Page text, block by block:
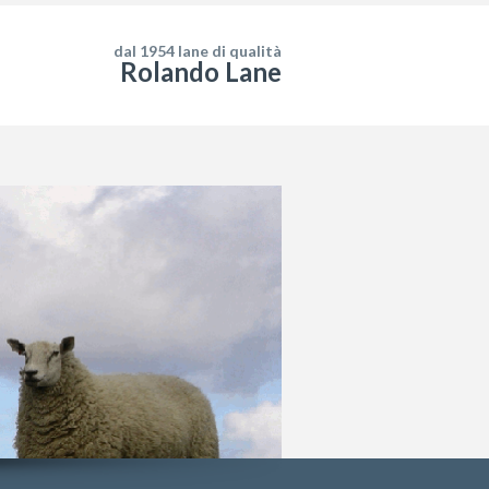
dal 1954 lane di qualità
Rolando Lane